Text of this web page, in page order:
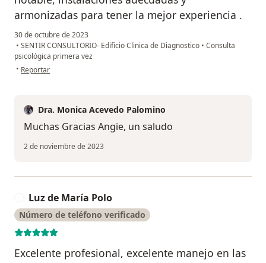
armonizadas para tener la mejor experiencia .
30 de octubre de 2023
• SENTIR CONSULTORIO- Edificio Clinica de Diagnostico • Consulta
psicológica primera vez
• en opinión del usuario Angie De La Rosa
Reportar
Dra. Monica Acevedo Palomino
Muchas Gracias Angie, un saludo
2 de noviembre de 2023
Luz de María Polo
Número de teléfono verificado
Excelente profesional, excelente manejo en las